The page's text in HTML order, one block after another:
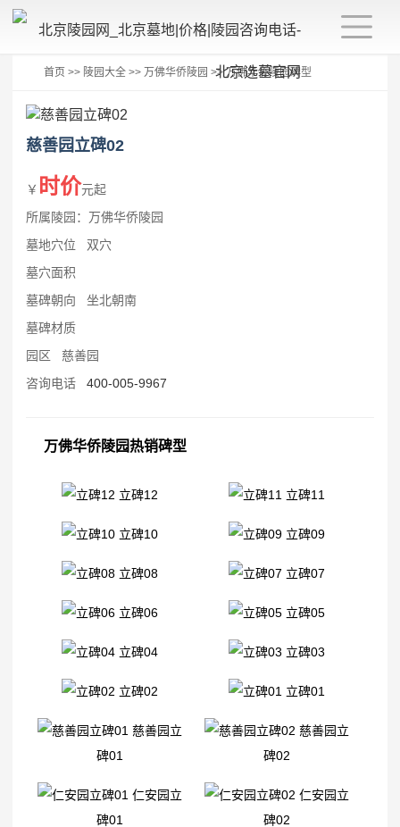
首页 >> 陵园大全 >> 万佛华侨陵园 >>万佛华侨陵园碑型
慈善园立碑02
￥ 时价元起
所属陵园：万佛华侨陵园
墓地穴位 双穴
墓穴面积
墓碑朝向 坐北朝南
墓碑材质
园区 慈善园
咨询电话 400-005-9967
万佛华侨陵园热销碑型
立碑12 立碑11
立碑10 立碑09
立碑08 立碑07
立碑06 立碑05
立碑04 立碑03
立碑02 立碑01
慈善园立
碑01
慈善园立
碑02
仁安园立
碑01
仁安园立
碑02